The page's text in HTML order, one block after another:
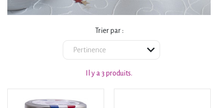
Trier par :
Il y a 3 produits.